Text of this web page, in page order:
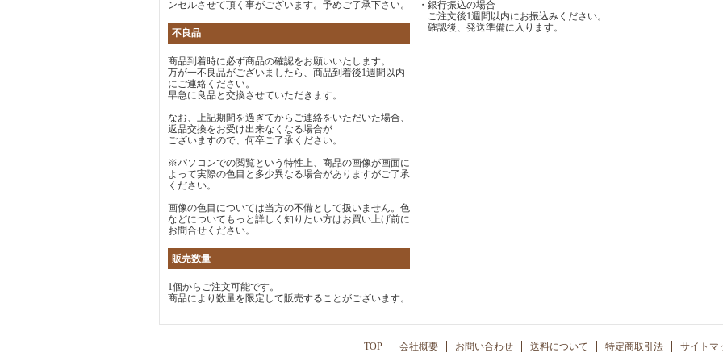
ンセルさせて頂く事がございます。予めご了承下さい。
不良品
商品到着時に必ず商品の確認をお願いいたします。
万が一不良品がございましたら、商品到着後1週間以内
にご連絡ください。
早急に良品と交換させていただきます。
なお、上記期間を過ぎてからご連絡をいただいた場合、
返品交換をお受け出来なくなる場合が
ございますので、何卒ご了承ください。
※パソコンでの閲覧という特性上、商品の画像が画面に
よって実際の色目と多少異なる場合がありますがご了承
ください。
画像の色目については当方の不備として扱いません。色
などについてもっと詳しく知りたい方はお買い上げ前に
お問合せください。
販売数量
1個からご注文可能です。
商品により数量を限定して販売することがございます。
・銀行振込の場合
ご注文後1週間以内にお振込みください。
確認後、発送準備に入ります。
TOP 会社概要 お問い合わせ 送料について 特定商取引法 サイトマ